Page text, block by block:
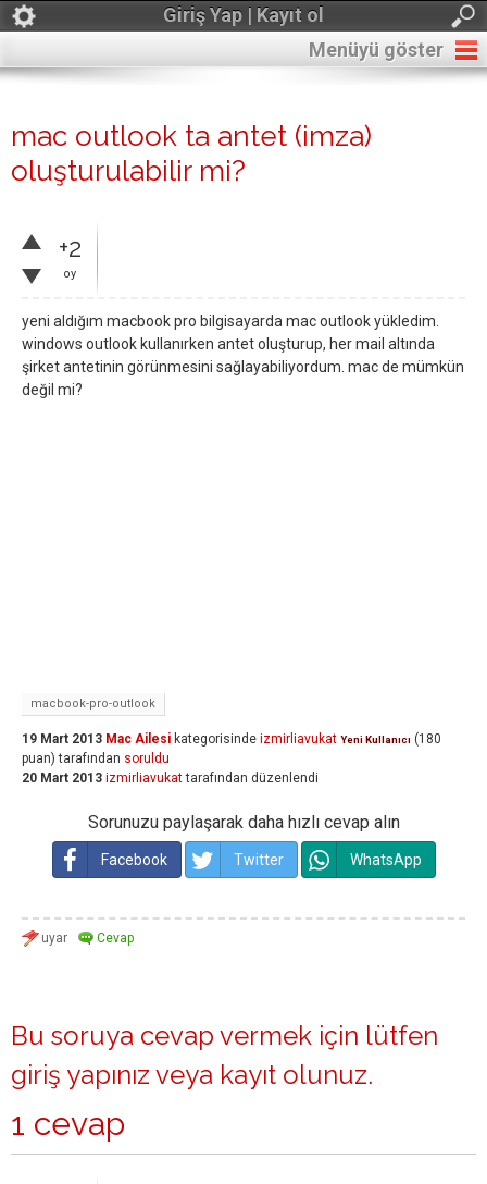
Giriş Yap | Kayıt ol
Menüyü göster
mac outlook ta antet (imza)
oluşturulabilir mi?
+2
oy
yeni aldığım macbook pro bilgisayarda mac outlook yükledim.
windows outlook kullanırken antet oluşturup, her mail altında
şirket antetinin görünmesini sağlayabiliyordum. mac de mümkün
değil mi?
macbook-pro-outlook
19 Mart 2013 Mac Ailesi kategorisinde izmirliavukat Yeni Kullanıcı (180
puan) tarafından soruldu
20 Mart 2013 izmirliavukattarafından düzenlendi
Sorunuzu paylaşarak daha hızlı cevap alın
Facebook Twitter WhatsApp
Bu soruya cevap vermek için lütfen
giriş yapınız veya kayıt olunuz.
1 cevap